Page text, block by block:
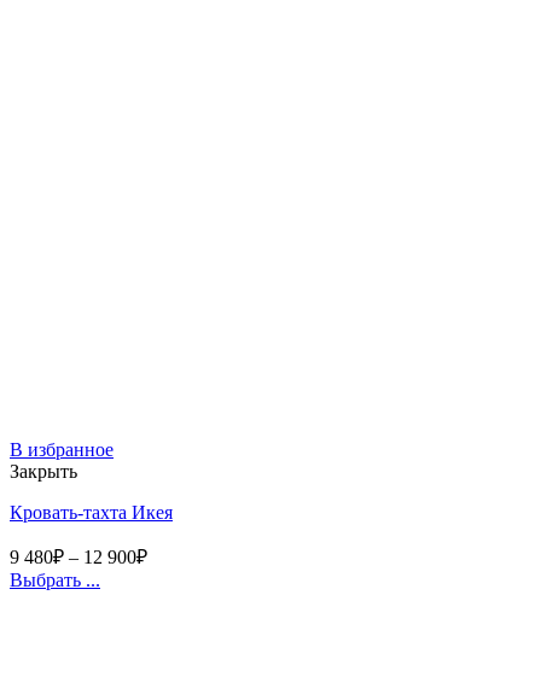
В избранное
Закрыть
Кровать-тахта Икея
9 480₽ – 12 900₽
Выбрать ...